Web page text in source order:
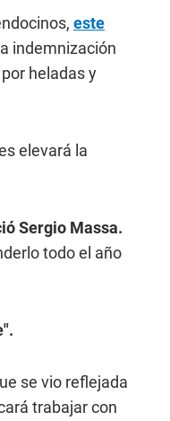
este
indemnización
heladas y
elevará la
Sergio Massa.
todo el año
se vio reflejada
trabajar con